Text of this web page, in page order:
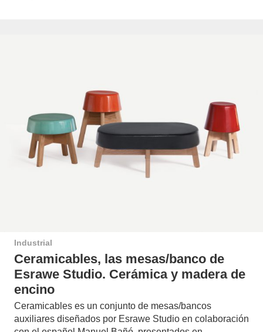
Industrial
Ceramicables, las mesas/banco de
Esrawe Studio. Cerámica y madera de
encino
Ceramicables es un conjunto de mesas/bancos
auxiliares diseñados por Esrawe Studio en colaboración